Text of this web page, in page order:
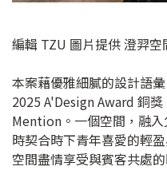
編輯 TZU 圖片提供 澄羿空
本案藉優雅細膩的設計語
2025 A'Design Award 銅
Mention。一個空間，融
時契合時下青年喜愛的輕
空間盡情享受與賓客共處的